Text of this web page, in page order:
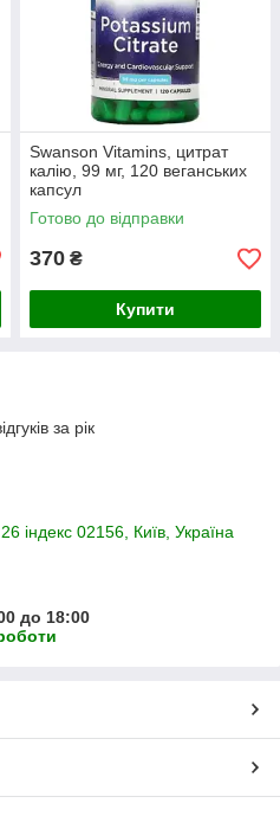
Swanson Vitamins, цитрат
калію, 99 мг, 120 веганських
капсул
Готово до відправки
370 ₴
Купити
за рік
індекс 02156, Київ, Україна
до 18:00